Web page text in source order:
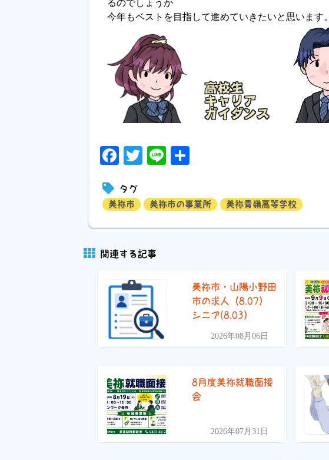
るのでしょうか
今年もベストを目指して進めていきたいと思います。
Facebook
Twitter
Line
タグ
美祢市 美祢市の事業所 美祢青嶺高等学校
関連する記事
美祢市・山陽小野田
市の求人（8.07）
シニア(8.03）
2026年08月06日
8月度美祢就職面接
会
2026年07月31日